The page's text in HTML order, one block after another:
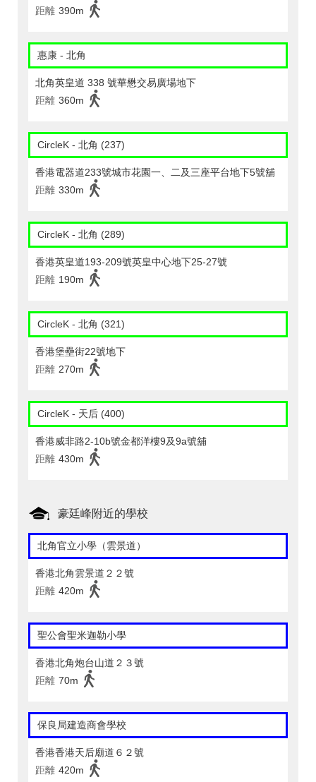
距離 390m
惠康 - 北角
北角英皇道 338 號華懋交易廣場地下
距離 360m
CircleK - 北角 (237)
香港電器道233號城市花園一、二及三座平台地下5號舖
距離 330m
CircleK - 北角 (289)
香港英皇道193-209號英皇中心地下25-27號
距離 190m
CircleK - 北角 (321)
香港堡壘街22號地下
距離 270m
CircleK - 天后 (400)
香港威非路2-10b號金都洋樓9及9a號舖
距離 430m
豪廷峰附近的學校
北角官立小學（雲景道）
香港北角雲景道２２號
距離 420m
聖公會聖米迦勒小學
香港北角炮台山道２３號
距離 70m
保良局建造商會學校
香港香港天后廟道６２號
距離 420m